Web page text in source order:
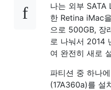
나는 외부
한 Retina iMac
으로 500GB, 장
로 나눠서 2014
여 완전히 새로
파티션 중 하나
(17A360a)를 설